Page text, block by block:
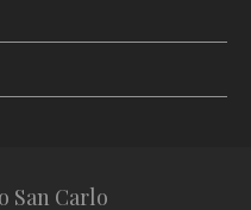
San Carlo